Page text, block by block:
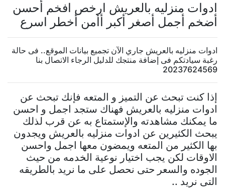
ادوات منزليه بالعريش ارخص افخم أحسن
أضخم أجمل أصغر أكبر أأمن أخطر اسرع
ادوات منزليه بالعريش جاري الآن تجميع بيانات الموقع.. فى حالة
رغبة سيادتكم فى إضافة منتجك للدليل الرجاء الاتصال بنا
20237624569
إذا كنت تبحث عن التميز و المتعه فإنك تبحث عن
ادوات منزليه بالعريش فهناك ستجد اجمل و احسن
ما يمكنك مشاهدته والإستمتاع به عن قرب لذلك
يبحث الكثيرين عن ادوات منزليه بالعريش ويجدون
بها الكثير من المتعه ويمضون معها اجمل واحسن
الاوقات لكن يجب اختيار نوعية الخدمه من حيث
الجوده والسعر حتى نحصل على ما نريد بالطريقه
التى نريد ..